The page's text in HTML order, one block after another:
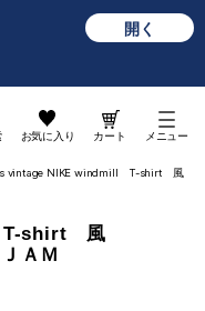
開く
お気に入り カート メニュー
vintage NIKE windmill T-shirt 風
T-shirt 風
Ｍ